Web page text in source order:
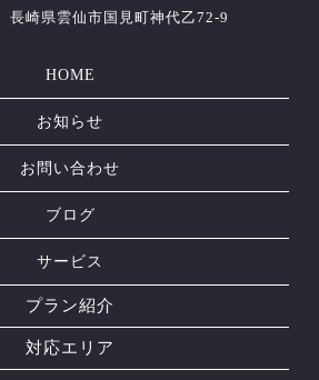
崎県雲仙市国見町神代乙72-9
HOME
お知らせ
お問い合わせ
ブログ
サービス
プラン紹介
対応エリア